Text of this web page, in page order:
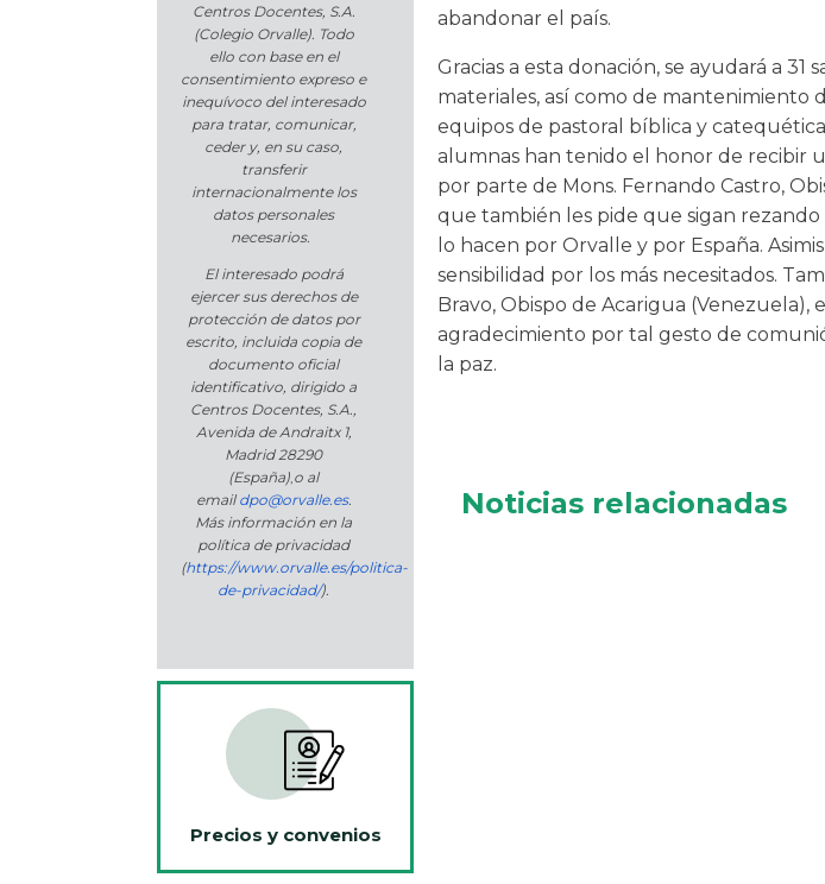
Centros Docentes, S.A.
(Colegio Orvalle). Todo
ello con base en el
consentimiento expreso e
inequívoco del interesado
para tratar, comunicar,
ceder y, en su caso,
transferir
internacionalmente los
datos personales
necesarios.
El interesado podrá
ejercer sus derechos de
protección de datos por
escrito, incluida copia de
documento oficial
identificativo, dirigido a
Centros Docentes, S.A.,
Avenida de Andraitx 1,
Madrid 28290
(España),o al
emaildpo@orvalle.es.
Más información en la
política de privacidad
(https://www.orvalle.es/politica-
de-privacidad/).
Precios y convenios
abandonar el país.
Gracias a esta donación, se ayudará a 31
materiales, así como de mantenimiento
equipos de pastoral bíblica y
alumnas han tenido el honor de recibir
por parte de Mons. Fernando Castro,
que también les pide que sigan
lo hacen por Orvalle y por España.
sensibilidad por los más necesitados.
Bravo, Obispo de Acarigua
agradecimiento por tal gesto de
la paz.
Noticias relacionadas